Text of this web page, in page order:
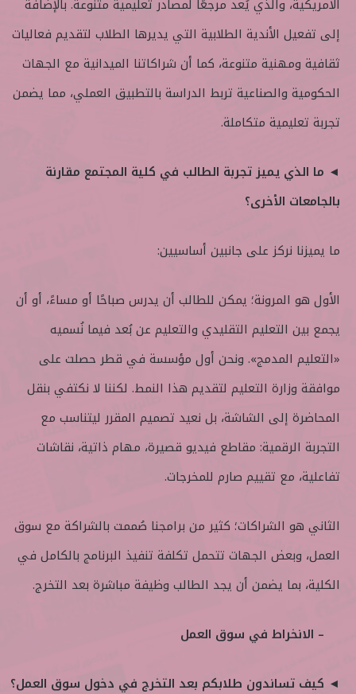
إلى تفعيل الأندية الطلابية التي يديرها الطلاب لتقديم فعاليات
ثقافية ومهنية متنوعة، كما أن شراكاتنا الميدانية مع الجهات
الحكومية والصناعية تربط الدراسة بالتطبيق العملي، مما يضمن
تجربة تعليمية متكاملة.
◄ ما الذي يميز تجربة الطالب في كلية المجتمع مقارنة
بالجامعات الأخرى؟
ما يميزنا نركز على جانبين أساسيين:
الأول هو المرونة؛ يمكن للطالب أن يدرس صباحًا أو مساءً، أو أن
يجمع بين التعليم التقليدي والتعليم عن بُعد فيما نُسميه
«التعليم المدمج». ونحن أول مؤسسة في قطر حصلت على
موافقة وزارة التعليم لتقديم هذا النمط. لكننا لا نكتفي بنقل
المحاضرة إلى الشاشة، بل نعيد تصميم المقرر ليتناسب مع
التجربة الرقمية: مقاطع فيديو قصيرة، مهام ذاتية، نقاشات
تفاعلية، مع تقييم صارم للمخرجات.
الثاني هو الشراكات؛ كثير من برامجنا صُممت بالشراكة مع سوق
العمل، وبعض الجهات تتحمل تكلفة تنفيذ البرنامج بالكامل في
الكلية، بما يضمن أن يجد الطالب وظيفة مباشرة بعد التخرج.
– الانخراط في سوق العمل
◄ كيف تساندون طلابكم بعد التخرج في دخول سوق العمل؟